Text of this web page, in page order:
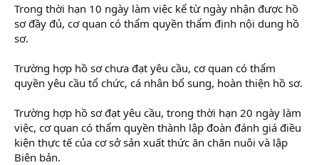
Trong thời hạn 10 ngày làm việc kể từ ngày nhận được hồ
sơ đầy đủ, cơ quan có thẩm quyền thẩm định nội dung hồ
sơ.
Trường hợp hồ sơ chưa đạt yêu cầu, cơ quan có thẩm
quyền yêu cầu tổ chức, cá nhân bổ sung, hoàn thiện hồ sơ.
Trường hợp hồ sơ đạt yêu cầu, trong thời hạn 20 ngày làm
việc, cơ quan có thẩm quyền thành lập đoàn đánh giá điều
kiện thực tế của cơ sở sản xuất thức ăn chăn nuôi và lập
Biên bản.